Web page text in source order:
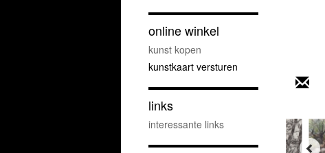
online winkel
kunst kopen
kunstkaart versturen
links
interessante links